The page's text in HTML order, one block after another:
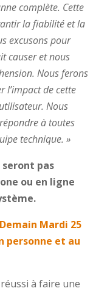
complète. Cette
la fiabilité et la
excusons pour
causer et nous
Nous ferons
l’impact de cette
Nous
à toutes
technique. »
pas
ou en ligne
Mardi 25
personne et au
à faire une